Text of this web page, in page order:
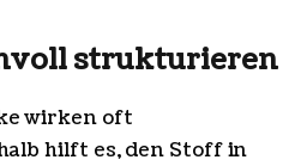
strukturieren
wirken oft
hilft es, den Stoff in